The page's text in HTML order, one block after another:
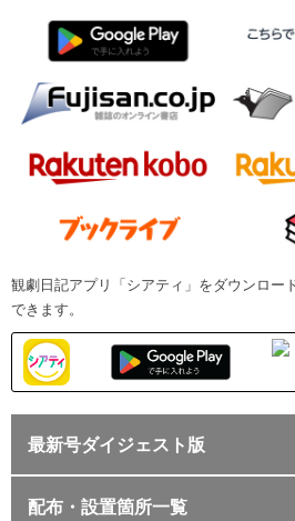
観劇日記アプリ「シアティ」をダウンロー
できます。
最新号ダイジェスト版
配布・設置箇所一覧